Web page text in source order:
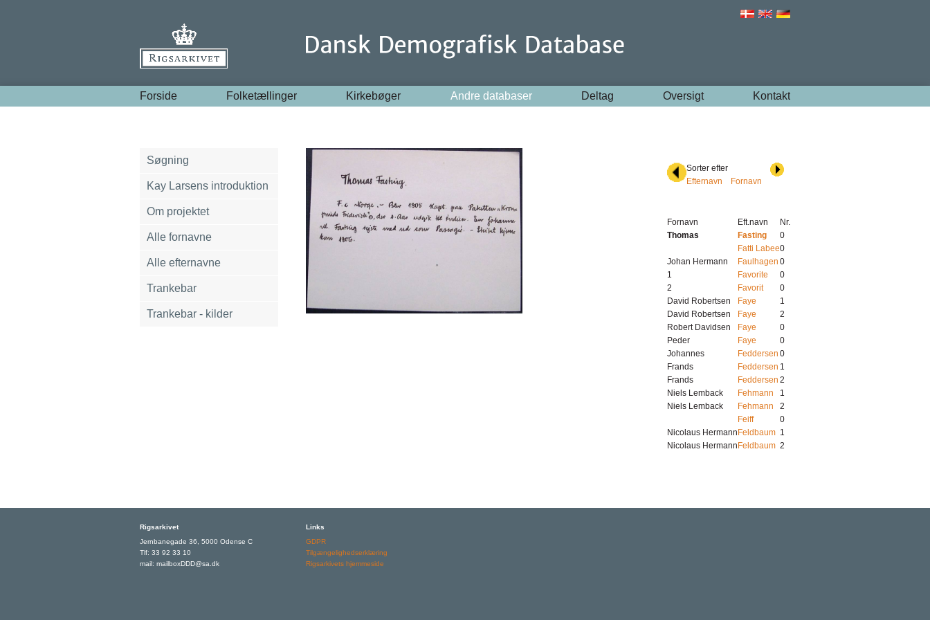
Forside Folketællinger Kirkebøger Andre databaser Deltag Oversigt Kontakt
Søgning
Kay Larsens introduktion
Om projektet
Alle fornavne
Alle efternavne
Trankebar
Trankebar - kilder
Sorter efter
Efternavn
Fornavn
Fornavn Eft.navn
Nr.
Thomas
Fasting
0
Fatti Labee0
Johan Hermann
Faulhagen 0
1
Favorite
0
2
Favorit
0
David Robertsen
Faye
1
David Robertsen
Faye
2
Robert Davidsen
Faye
0
Peder
Faye
0
Johannes
Feddersen 0
Frands
Feddersen 1
Frands
Feddersen 2
Niels Lemback
Fehmann
1
Niels Lemback
Fehmann
2
Feiff
0
Nicolaus Hermann Feldbaum 1
Nicolaus Hermann Feldbaum 2
Rigsarkivet
Jernbanegade 36, 5000 Odense C
Tlf: 33 92 33 10
mail: mailboxDDD@sa.dk
Links
GDPR
Tilgængelighedserklæring
Rigsarkivets hjemmeside